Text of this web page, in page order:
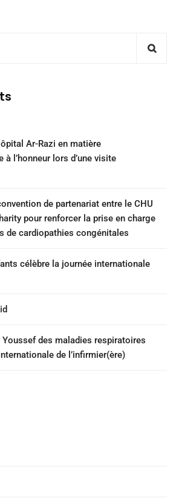
Ar-Razi en matière
à l’honneur lors d’une visite
de partenariat entre le CHU
pour renforcer la prise en charge
de cardiopathies congénitales
célèbre la journée internationale
Youssef des maladies respiratoires
de l’infirmier(ère)